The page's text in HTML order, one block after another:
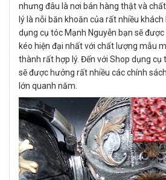
nhưng đâu là nơi bán hàng thật và
lý là nỗi băn khoăn của rất nhiều
dụng cụ tóc Mạnh Nguyễn bạn sẽ
kéo hiện đại nhất với chất lượng mẫu
thành rất hợp lý. Đến với Shop dụng cụ
sẽ được hưởng rất nhiều các chính
lớn quanh năm.